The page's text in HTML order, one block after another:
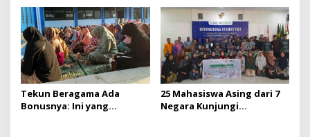
Tekun Beragama Ada
Bonusnya: Ini yang
25 Mahasiswa Asing dari 7
Negara Kunjungi